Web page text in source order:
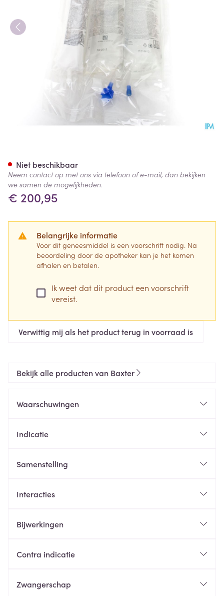
€ 200,95
Belangrijke informatie
Voor dit geneesmiddel is een voorschrift nodig. Na
beoordeling door de apotheker kan je het komen
afhalen en betalen.
Ik weet dat dit product een voorschrift
vereist.
Verwittig mij als het product terug in voorraad is
Niet beschikbaar
Neem contact op met ons via telefoon of e-mail, dan bekijken
we samen de mogelijkheden.
Bekijk alle producten van Baxter
Waarschuwingen
Indicatie
Samenstelling
Interacties
Bijwerkingen
Contra indicatie
Zwangerschap